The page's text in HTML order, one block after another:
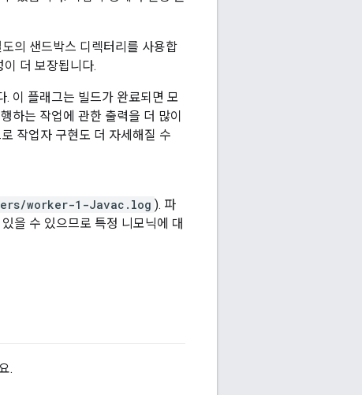
의 샌드박스 디렉터리를 사용합
더 보장됩니다.
이 플래그는 빌드가 완료되면 모
하는 작업에 관한 출력을 더 많이
작업자 구현도 더 자세해질 수
worker-1-Javac.log ). 파
을 수 있으므로 특정 니모닉에 대
.